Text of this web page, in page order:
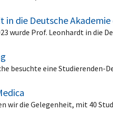
in die Deutsche
wurde Prof. Leonhardt in die
besuchte eine Studierenden-
wir die Gelegenheit, mit 40